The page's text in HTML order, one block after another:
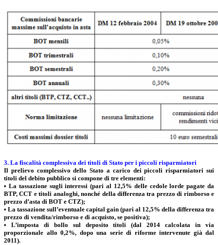
3. La fiscalità complessiva dei titoli di Stato per i piccoli risparmiatori
Il prelievo complessivo dello Stato a carico dei piccoli risparmiatori sui
titoli del debito pubblico si compone di tre elementi:
• La tassazione sugli interessi (pari al 12,5% delle cedole lorde pagate da
BTP, CCT e titoli analoghi, nonché della differenza tra prezzo di rimborso e
prezzo d’asta di BOT e CTZ);
• La tassazione sull’eventuale capital gain (pari al 12,5% della differenza tra
prezzo di vendita/rimborso e di acquisto, se positiva);
• L’imposta di bollo sul deposito titoli (dal 2014 calcolata in via
proporzionale allo 0,2%, dopo una serie di riforme intervenute già dal
2011).